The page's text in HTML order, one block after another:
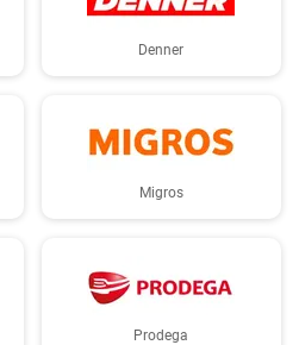
Denner
Migros
Prodega